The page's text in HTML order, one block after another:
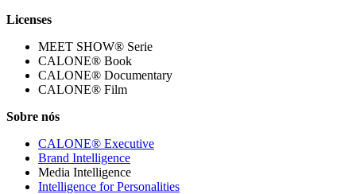
Licenses
MEET SHOW® Serie
CALONE® Book
CALONE® Documentary
CALONE® Film
Sobre nós
CALONE® Executive
Brand Intelligence
Media Intelligence
Intelligence for Personalities